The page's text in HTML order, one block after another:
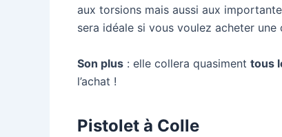
aux torsions mais aussi aux
sera idéale si vous voulez acheter
Son plus : elle collera quasiment tous
l’achat !
Pistolet à Colle